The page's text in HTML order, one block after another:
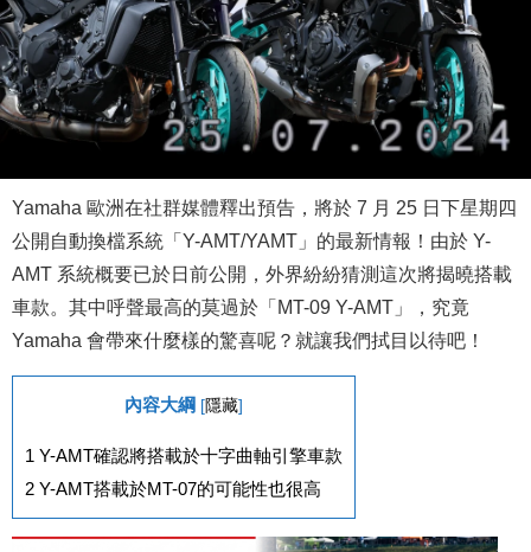
Yamaha 歐洲在社群媒體釋出預告，將於 7 月 25 日下星期四
公開自動換檔系統「Y-AMT/YAMT」的最新情報！由於 Y-
AMT 系統概要已於日前公開，外界紛紛猜測這次將揭曉搭載
車款。其中呼聲最高的莫過於「MT-09 Y-AMT」，究竟
Yamaha 會帶來什麼樣的驚喜呢？就讓我們拭目以待吧！
內容大綱 [隱藏]
1 Y-AMT確認將搭載於十字曲軸引擎車款
2 Y-AMT搭載於MT-07的可能性也很高